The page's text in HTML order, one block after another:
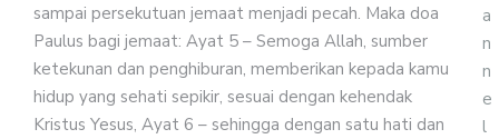
sampai persekutuan jemaat menjadi pecah. Maka doa
Paulus bagi jemaat: Ayat 5 – Semoga Allah, sumber
ketekunan dan penghiburan, memberikan kepada kamu
hidup yang sehati sepikir, sesuai dengan kehendak
Kristus Yesus, Ayat 6 – sehingga dengan satu hati dan
a
n
n
e
l